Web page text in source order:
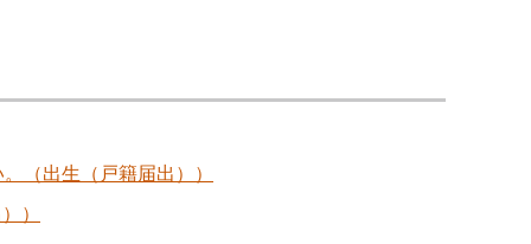
（出生（戸籍届出））
）